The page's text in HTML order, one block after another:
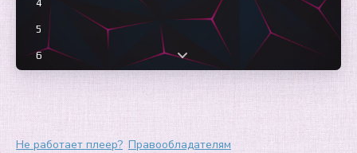
4
5
6
Не работает плеер? Правообладателям